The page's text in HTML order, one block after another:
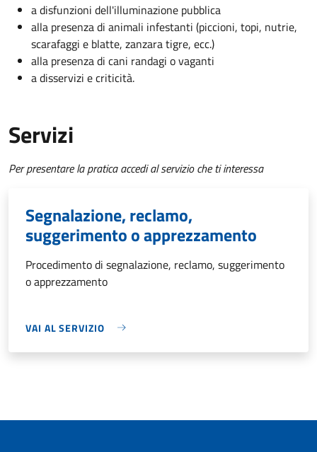
a disfunzioni dell'illuminazione pubblica
alla presenza di animali infestanti (piccioni, topi, nutrie,
scarafaggi e blatte, zanzara tigre, ecc.)
alla presenza di cani randagi o vaganti
a disservizi e criticità.
Servizi
Per presentare la pratica accedi al servizio che ti interessa
Segnalazione, reclamo,
suggerimento o apprezzamento
Procedimento di segnalazione, reclamo, suggerimento
o apprezzamento
VAI AL SERVIZIO